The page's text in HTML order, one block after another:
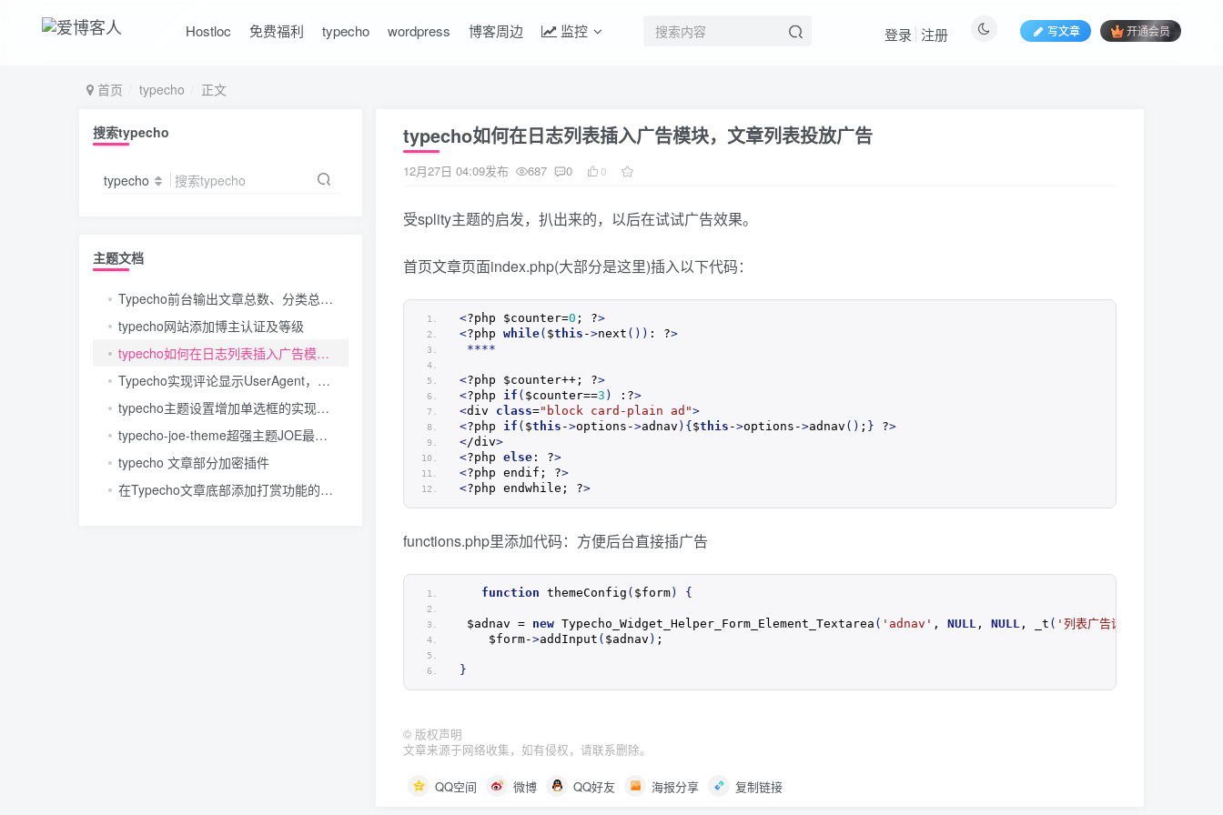
Hostloc 免费福利 typecho wordpress 博客周边 监控 写文章 开通会员
登录 注册
首页 typecho 正文
typecho如何在日志列表插入广告模块，文章列表投放广告
12月27日 04:09发布 687 0 0
受splity主题的启发，扒出来的，以后在试试广告效果。
首页文章页面index.php(大部分是这里)插入以下代码：
<?php $counter=0 ; ?>
<?php while( $this ->next ()) : ?>
****
<?php $counter++; ?>
<?php if ( $counter==3 ) :?>
<div class="block card-plain ad">
<?php if ( $this ->options->adnav ){ $this ->options->adnav () ; } ?>
</div>
<?php else : ?>
<?php endif; ?>
<?php endwhile; ?>
functions.php里添加代码：方便后台直接插广告
function themeConfig ( $form) {
$adnav = new Typecho_Widget_Helper_Form_Element_Textarea ( 'adnav' , NULL , NULL , _t ( '列表广告设置（单个）'
    $form-
>addInput ( $adnav ) ;
}
© 版权声明
文章来源于网络收集，如有侵权，请联系删除。
QQ空间 微博 QQ好友 海报分享 复制链接
搜索typecho
typecho 搜索typecho
主题文档
Typecho前台输出文章总数、分类总数、评论总数、页面总数、最近更新时间的方法
typecho网站添加博主认证及等级
typecho如何在日志列表插入广告模块，文章列表投放广告
Typecho实现评论显示UserAgent，操作系统和浏览器标识
typecho主题设置增加单选框的实现方法
typecho-joe-theme超强主题JOE最新版本下载
typecho 文章部分加密插件
在Typecho文章底部添加打赏功能的实现